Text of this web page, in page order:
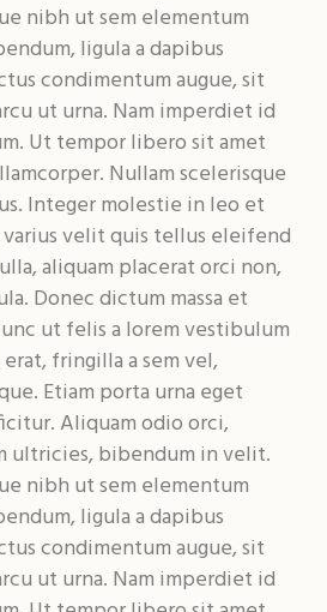
nibh ut sem elementum
ligula a dapibus
condimentum augue, sit
ut urna. Nam imperdiet id
Ut tempor libero sit amet
Nullam scelerisque
Integer molestie in leo et
velit quis tellus eleifend
aliquam placerat orci non,
Donec dictum massa et
ut felis a lorem vestibulum
fringilla a sem vel,
Etiam porta urna eget
Aliquam odio orci,
ultricies, bibendum in velit.
nibh ut sem elementum
ligula a dapibus
condimentum augue, sit
ut urna. Nam imperdiet id